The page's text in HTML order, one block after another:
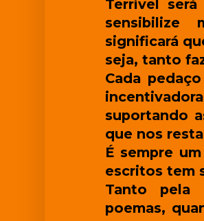
Terrível
sensibilize
significará
seja, tanto
Cada
suportando
que nos
É sempre
escritos tem
Tanto pela
poemas,